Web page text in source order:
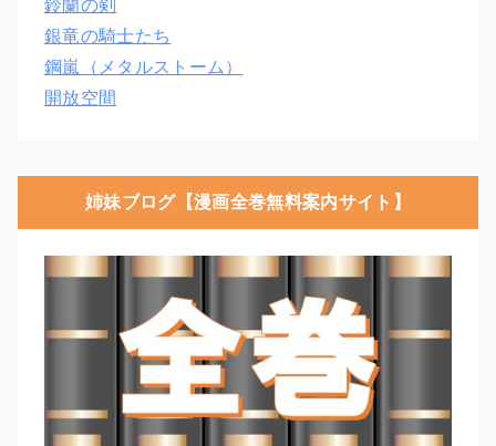
鈴蘭の剣
銀竜の騎士たち
鋼嵐（メタルストーム）
開放空間
姉妹ブログ【漫画全巻無料案内サイト】